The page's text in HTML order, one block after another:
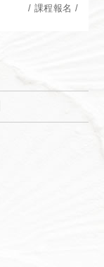
課程報名